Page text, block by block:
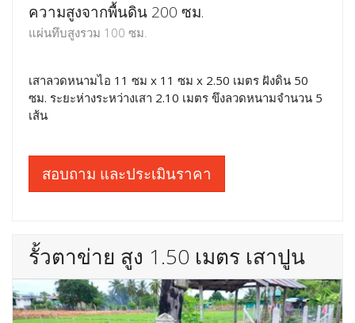
ความสูงจากพื้นดิน 200 ซม.
แผ่นทึบสูงรวม 100 ซม.
เสาลวดหนามไอ 11 ซม x 11 ซม x 2.50 เมตร ฝังดิน 50
ซม. ระยะห่างระหว่างเสา 2.10 เมตร ขึงลวดหนามจำนวน 5
เส้น
สอบถาม และประเมินราคา
รั้วตาข่าย สูง 1.50 เมตร เสาปูน